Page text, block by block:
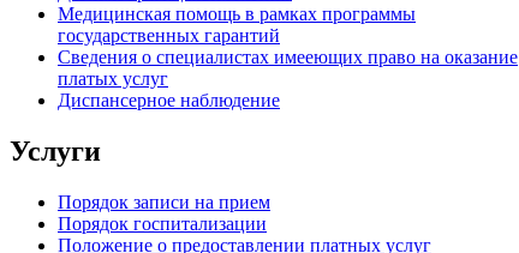
Медицинская помощь в рамках программы
государственных гарантий
Сведения о специалистах имееющих право на оказание
платых услуг
Диспансерное наблюдение
Услуги
Порядок записи на прием
Порядок госпитализации
Положение о предоставлении платных услуг